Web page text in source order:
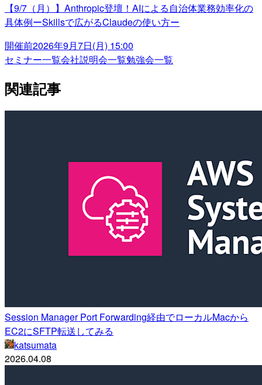
【9/7（月）】Anthropic登壇！AIによる自治体業務効率化の
具体例ーSkillsで広がるClaudeの使い方ー
開催前2026年9月7日(月) 15:00
セミナー一覧会社説明会一覧勉強会一覧
関連記事
Session Manager Port Forwarding経由でローカルMacから
EC2にSFTP転送してみる
katsumata
2026.04.08